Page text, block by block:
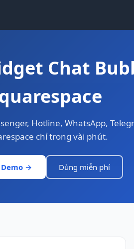
Chat
Hotline, WhatsApp,
chỉ trong vài phút.
→ Dùng miễn phí